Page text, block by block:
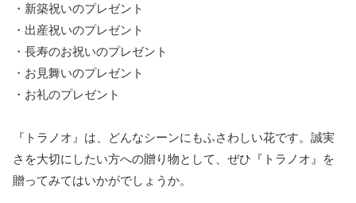
・新築祝いのプレゼント
・出産祝いのプレゼント
・長寿のお祝いのプレゼント
・お見舞いのプレゼント
・お礼のプレゼント
『トラノオ』は、どんなシーンにもふさわしい花です。誠実
さを大切にしたい方への贈り物として、ぜひ『トラノオ』を
贈ってみてはいかがでしょうか。